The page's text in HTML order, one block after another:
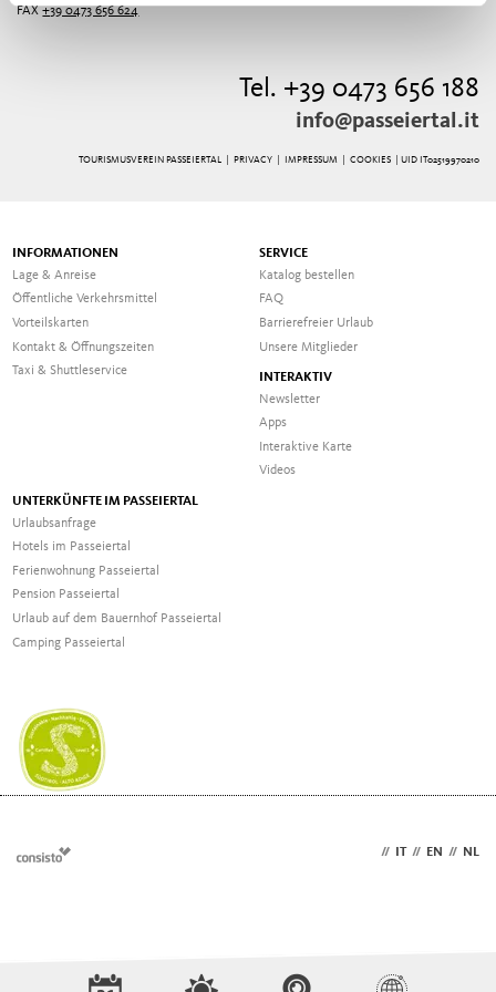
FAX+39 0473 656 624
Tel. +39 0473 656 188
info@passeiertal.it
TOURISMUSVEREIN PASSEIERTAL | PRIVACY| IMPRESSUM| COOKIES | UID IT02519970210
INFORMATIONEN
Lage & Anreise
Öffentliche Verkehrsmittel
Vorteilskarten
Kontakt & Öffnungszeiten
Taxi & Shuttleservice
SERVICE
Katalog bestellen
FAQ
Barrierefreier Urlaub
Unsere Mitglieder
INTERAKTIV
Newsletter
Apps
Interaktive Karte
Videos
UNTERKÜNFTE IM PASSEIERTAL
Urlaubsanfrage
Hotels im Passeiertal
Ferienwohnung Passeiertal
Pension Passeiertal
Urlaub auf dem Bauernhof Passeiertal
Camping Passeiertal
// IT // EN // NL